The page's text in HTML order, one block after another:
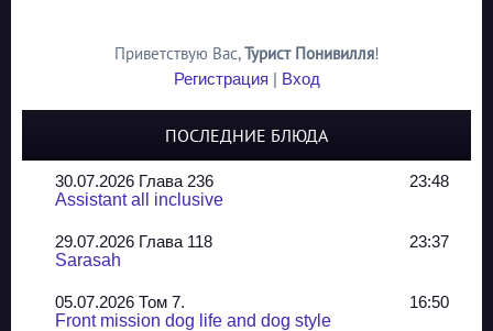
Приветствую Вас,Турист Понивилля!
Регистрация | Вход
ПОСЛЕДНИЕ БЛЮДА
30.07.2026 Глава 236
23:48
Assistant all inclusive
29.07.2026 Глава 118
23:37
Sarasah
05.07.2026 Том 7.
16:50
Front mission dog life and dog style